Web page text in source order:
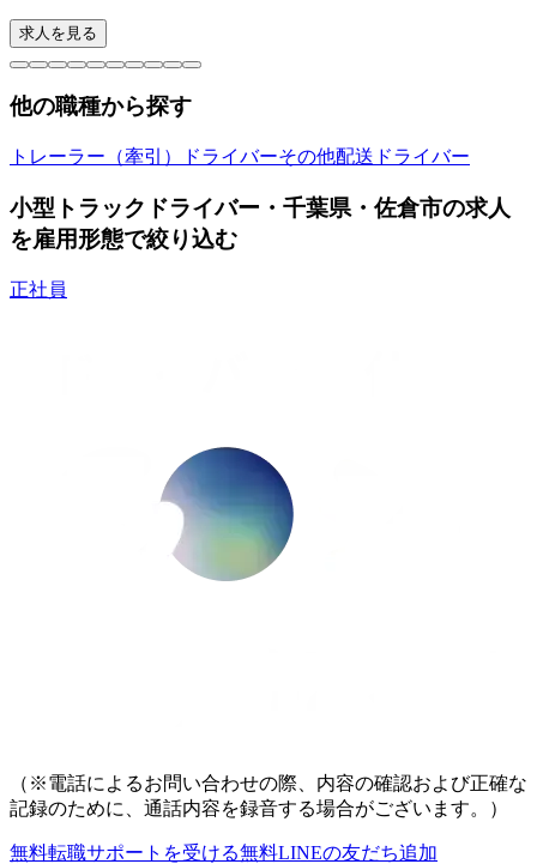
求人を見る
他の職種から探す
トレーラー（牽引）ドライバーその他配送ドライバー
小型トラックドライバー・千葉県・佐倉市の求人
を雇用形態で絞り込む
正社員
（※電話によるお問い合わせの際、内容の確認および正確な
記録のために、通話内容を録音する場合がございます。）
無料転職サポートを受ける無料LINEの友だち追加